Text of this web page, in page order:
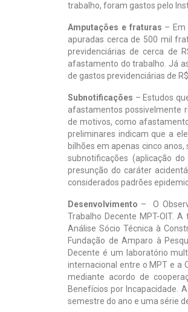
trabalho, foram gastos pelo
Amputações e fraturas – Em
apuradas cerca de 500 mil
previdenciárias de cerca de
afastamento do trabalho. Já
de gastos previdenciárias de
Subnotificações – Estudos
afastamentos possivelmente
de motivos, como
preliminares indicam que a
bilhões em apenas cinco
subnotificações (aplicação
presunção do caráter
considerados padrões
Desenvolvimento – O
Trabalho Decente MPT-OIT.
Análise Sócio Técnica à
Fundação de Amparo à
Decente é um laboratório
internacional entre o MPT e a
mediante acordo de
Benefícios por Incapacidade.
semestre do ano e uma série